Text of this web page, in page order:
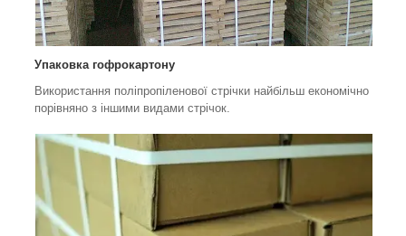
Упаковка гофрокартону
Використання поліпропіленової стрічки найбільш економічно
порівняно з іншими видами стрічок.